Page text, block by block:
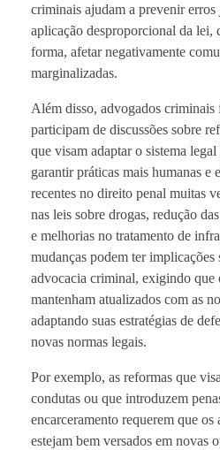
criminais ajudam a prevenir
aplicação desproporcional da lei,
forma, afetar negativamente
marginalizadas.
Além disso, advogados criminais
participam de discussões sobre
que visam adaptar o sistema
garantir práticas mais humanas e
recentes no direito penal muitas
nas leis sobre drogas, redução
e melhorias no tratamento de
mudanças podem ter
advocacia criminal, exigindo que
mantenham atualizados com as
adaptando suas estratégias de
novas normas legais.
Por exemplo, as reformas que
condutas ou que introduzem
encarceramento requerem que
estejam bem versados em novas